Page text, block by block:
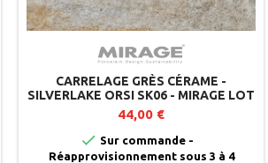
CARRELAGE GRÈS CÉRAME -
SILVERLAKE ORSI SK06 - MIRAGE LOT
DE 2
44,00 €
 Sur commande -
Réapprovisionnement sous 3 à 4